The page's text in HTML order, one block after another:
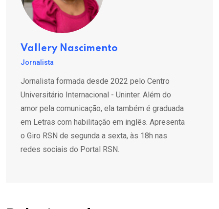
Vallery Nascimento
Jornalista
Jornalista formada desde 2022 pelo Centro
Universitário Internacional - Uninter. Além do
amor pela comunicação, ela também é graduada
em Letras com habilitação em inglês. Apresenta
o Giro RSN de segunda a sexta, às 18h nas
redes sociais do Portal RSN.